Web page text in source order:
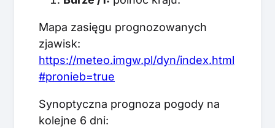
Mapa zasięgu prognozowanych
zjawisk:
https://meteo.imgw.pl/dyn/index.html
#pronieb=true
Synoptyczna prognoza pogody na
kolejne 6 dni: